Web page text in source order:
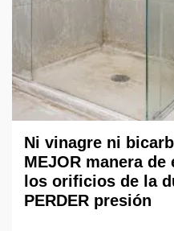
Ni vinagre ni
MEJOR manera
los orificios de la
PERDER presión